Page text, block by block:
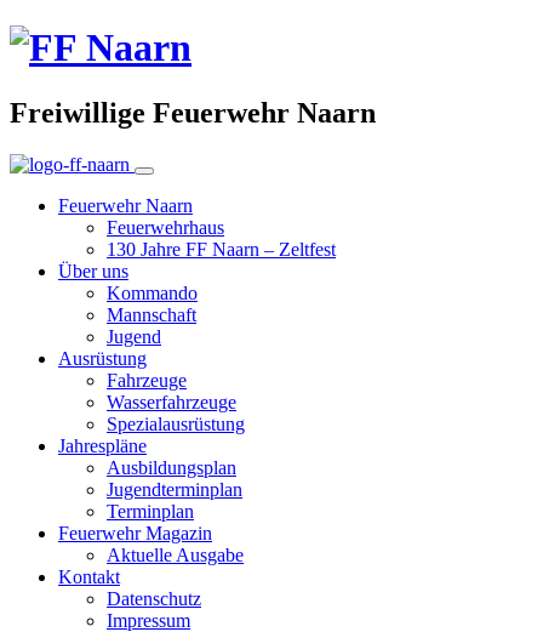
Freiwillige Feuerwehr Naarn
Feuerwehr Naarn
Feuerwehrhaus
130 Jahre FF Naarn – Zeltfest
Über uns
Kommando
Mannschaft
Jugend
Ausrüstung
Fahrzeuge
Wasserfahrzeuge
Spezialausrüstung
Jahrespläne
Ausbildungsplan
Jugendterminplan
Terminplan
Feuerwehr Magazin
Aktuelle Ausgabe
Kontakt
Datenschutz
Impressum